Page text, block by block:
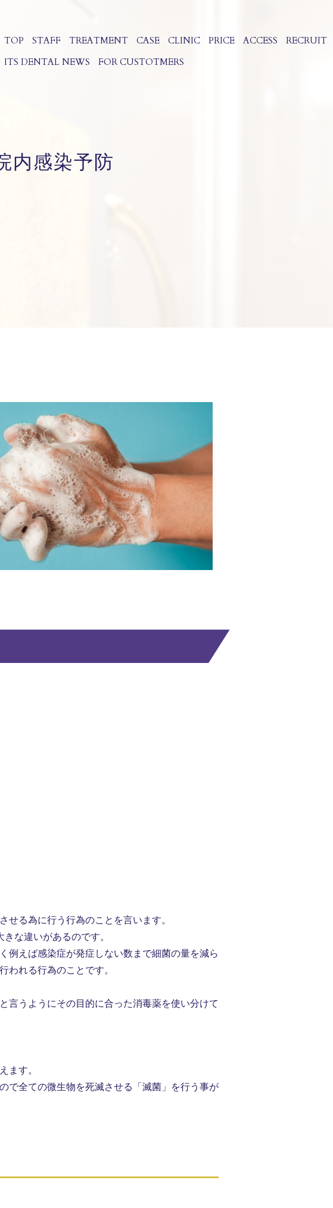
TOP STAFF TREATMENT CASE CLINIC PRICE ACCESS
RECRUIT
ITS DENTAL NEWS FOR CUSTOTMERS
内感染予防
せる為に行う行為のことを言います。
な違いがあるのです。
例えば感染症が発症しない数まで細菌の量を減ら
われる行為のことです。
言うようにその目的に合った消毒薬を使い分けて
ます。
で全ての微生物を死滅させる「滅菌」を行う事が